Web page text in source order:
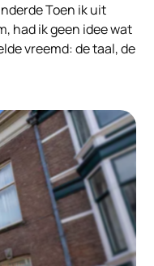
Toen ik uit
had ik geen idee wat
vreemd: de taal, de